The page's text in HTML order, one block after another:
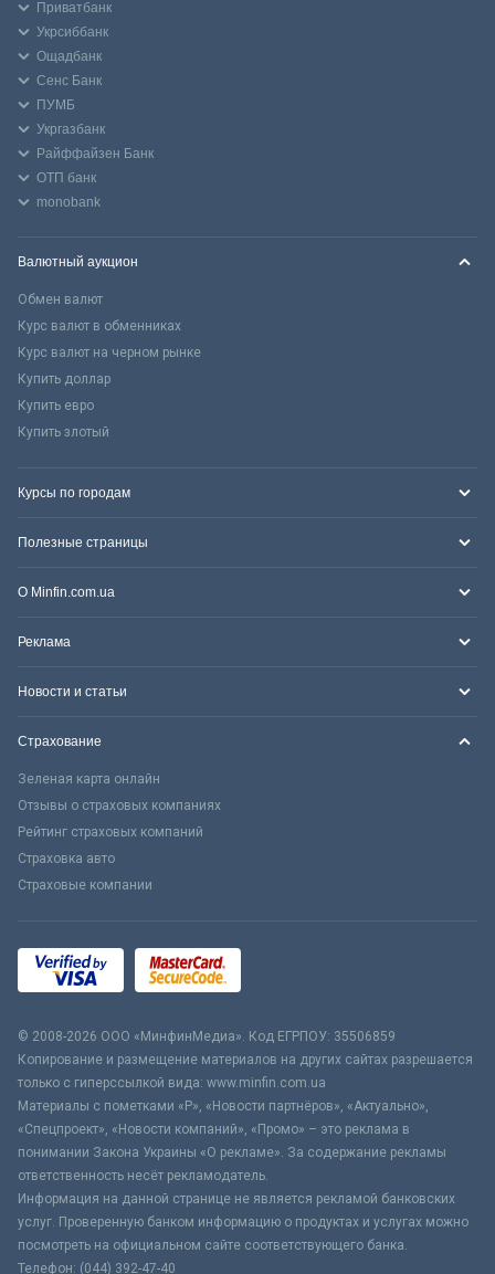
Приватбанк
Укрсиббанк
Ощадбанк
Сенс Банк
ПУМБ
Укргазбанк
Райффайзен Банк
ОТП банк
monobank
Валютный аукцион
Обмен валют
Курс валют в обменниках
Курс валют на черном рынке
Купить доллар
Купить евро
Купить злотый
Курсы по городам
Полезные страницы
О Minfin.com.ua
Реклама
Новости и статьи
Страхование
Зеленая карта онлайн
Отзывы о страховых компаниях
Рейтинг страховых компаний
Страховка авто
Страховые компании
© 2008-2026 ООО «МинфинМедиа». Код ЕГРПОУ: 35506859
Копирование и размещение материалов на других сайтах разрешается
только с гиперссылкой вида: www.minfin.com.ua
Материалы с пометками «Р», «Новости партнёров», «Актуально»,
«Спецпроект», «Новости компаний», «Промо» – это реклама в
понимании Закона Украины «О рекламе». За содержание рекламы
ответственность несёт рекламодатель.
Информация на данной странице не является рекламой банковских
услуг. Проверенную банком информацию о продуктах и услугах можно
посмотреть на официальном сайте соответствующего банка.
Телефон: (044) 392-47-40